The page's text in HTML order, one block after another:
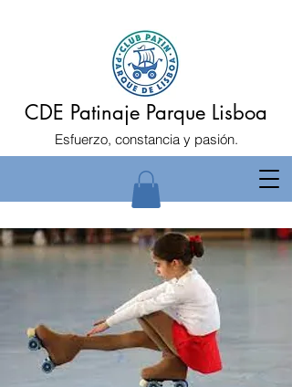
CDE Patinaje Parque Lisboa
Esfuerzo, constancia y pasión.